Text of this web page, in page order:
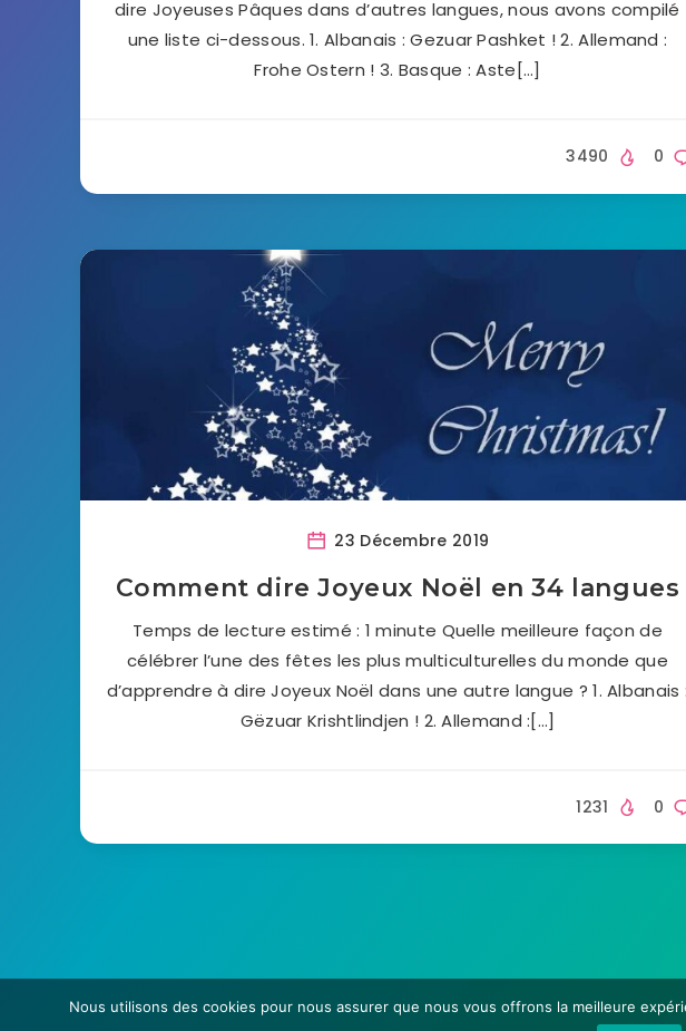
dire Joyeuses Pâques dans d’autres langues, nous avons compilé
une liste ci-dessous. 1. Albanais : Gezuar Pashket ! 2. Allemand :
Frohe Ostern ! 3. Basque : Aste[…]
0
3490
23 Décembre 2019
Comment dire Joyeux Noël en 34 langues
Temps de lecture estimé : 1 minute Quelle meilleure façon de
célébrer l’une des fêtes les plus multiculturelles du monde que
d’apprendre à dire Joyeux Noël dans une autre langue ? 1. Albanais :
Gëzuar Krishtlindjen ! 2. Allemand :[…]
0
1231
Nous utilisons des cookies pour nous assurer que nous vous offrons la meilleure